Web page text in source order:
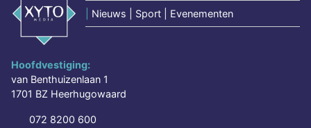
Nieuws | Sport | Evenementen
Hoofdvestiging:
van Benthuizenlaan 1
1701 BZ Heerhugowaard
072 8200 600